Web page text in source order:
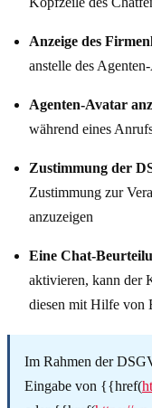
Anzeige des
anstelle des
Agenten-Avatar
während eines
Zustimmung der
Zustimmung zur
anzuzeigen
Eine Chat-
aktivieren, kann der
diesen mit Hilfe von
Im Rahmen der
Eingabe von {{href(